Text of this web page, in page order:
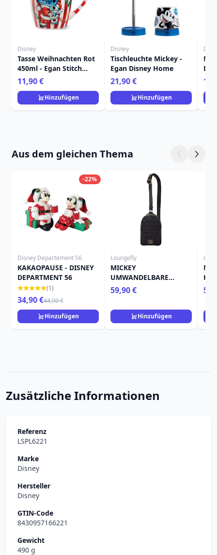
Disney
Tasse Weihnachten Rot
450ml - Egan Stitch
Home
11,90 €
Hinzufügen
Disney
Tischleuchte Mickey -
Egan Disney Home
21,90 €
Hinzufügen
Aus dem gleichen Thema
-22%
Disney Departement 56
KAKAOPAUSE - DISNEY
DEPARTMENT 56
(1)
34,90 €44,90 €
Hinzufügen
Loungefly
MICKEY
UMWANDELBARE
UMHÄNGETASCHE -
DISNEY LOUNGEFLY
59,90 €
Hinzufügen
Zusätzliche Informationen
Referenz
LSPL6221
Marke
Disney
Hersteller
Disney
GTIN-Code
8430957166221
Gewicht
490 g